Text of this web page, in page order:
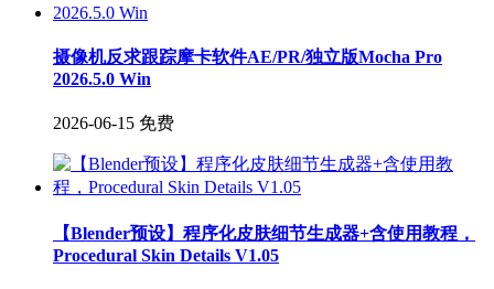
摄像机反求跟踪摩卡软件AE/PR/独立版Mocha Pro
2026.5.0 Win
2026-06-15 免费
【Blender预设】程序化皮肤细节生成器+含使用教程，
Procedural Skin Details V1.05